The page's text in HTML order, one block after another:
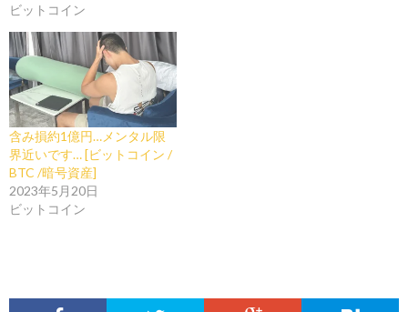
ビットコイン
含み損約1億円…メンタル限
界近いです… [ビットコイン /
BTC /暗号資産]
2023年5月20日
ビットコイン